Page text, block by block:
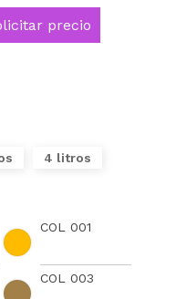
precio
4 litros
COL 001
COL 003